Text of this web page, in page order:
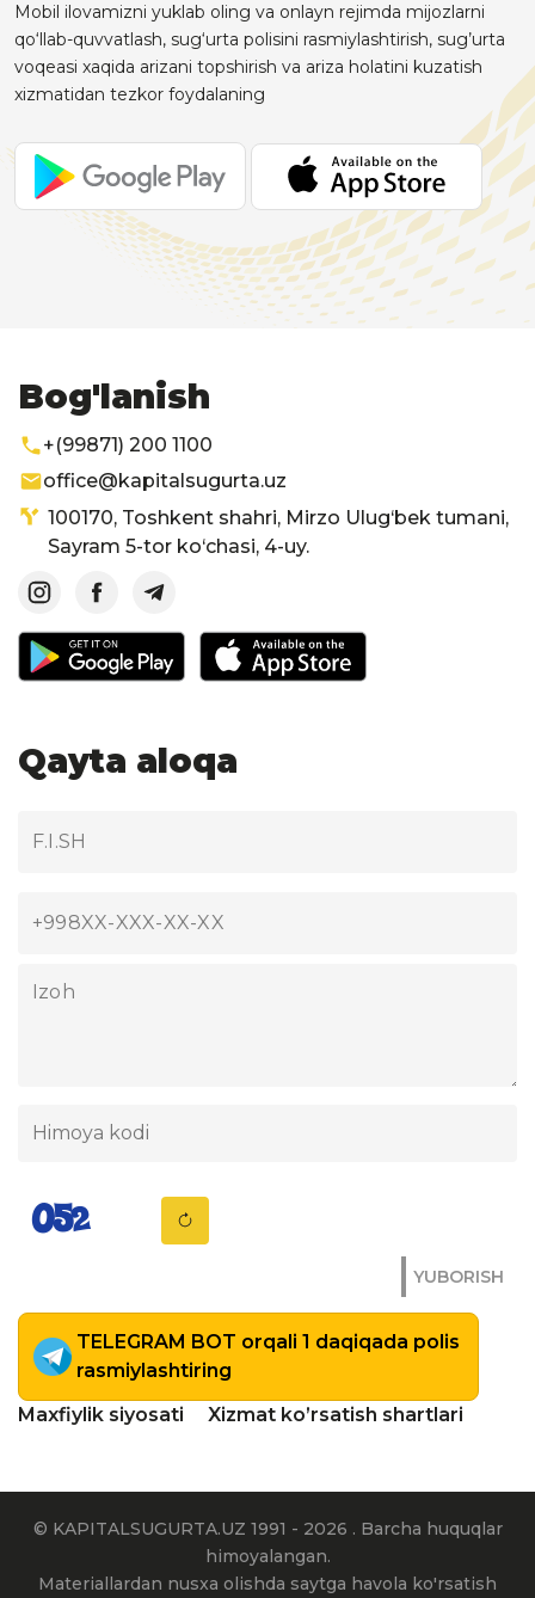
Mobil ilovamizni yuklab oling va onlayn rejimda mijozlarni
qo‘llab-quvvatlash, sug‘urta polisini rasmiylashtirish, sug’urta
voqeasi xaqida arizani topshirish va ariza holatini kuzatish
xizmatidan tezkor foydalaning
Bog'lanish
+(99871) 200 1100
office@kapitalsugurta.uz
100170, Toshkent shahri, Mirzo Ulug‘bek tumani,
Sayram 5-tor ko‘chasi, 4-uy.
Qayta aloqa
YUBORISH
TELEGRAM BOT orqali 1 daqiqada polis
rasmiylashtiring
Maxfiylik siyosati
Xizmat ko’rsatish shartlari
© KAPITALSUGURTA.UZ 1991 - 2026 . Barcha huquqlar
himoyalangan.
Materiallardan nusxa olishda saytga havola ko'rsatish